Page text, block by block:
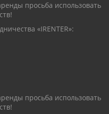
просьба использовать
«IRENTER»:
просьба использовать